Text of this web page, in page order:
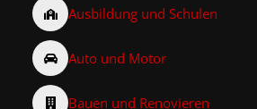
Ausbildung und Schulen
Auto und Motor
Bauen und Renovieren